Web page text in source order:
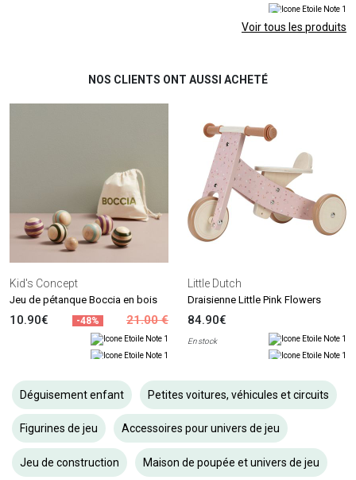
Voir tous les produits
NOS CLIENTS ONT AUSSI ACHETÉ
Kid's Concept
Jeu de pétanque Boccia en bois
10.90€ -48% 21.00 €
Little Dutch
Draisienne Little Pink Flowers
84.90€
En stock
Déguisement enfant Petites voitures, véhicules et circuits
Figurines de jeu Accessoires pour univers de jeu
Jeu de construction Maison de poupée et univers de jeu